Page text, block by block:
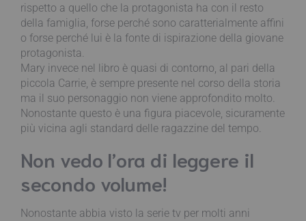
rispetto a quello che la protagonista ha con il resto
della famiglia, forse perché sono caratterialmente affini
o forse perché lui è la fonte di ispirazione della giovane
protagonista.
Mary invece nel libro è quasi di contorno, al pari della
piccola Carrie, è sempre presente nel corso della storia
ma il suo personaggio non viene approfondito molto.
Nonostante questo è una figura piacevole, sicuramente
più vicina agli standard delle ragazzine del tempo.
Non vedo l’ora di leggere il
secondo volume!
Nonostante abbia visto la serie tv per molti anni